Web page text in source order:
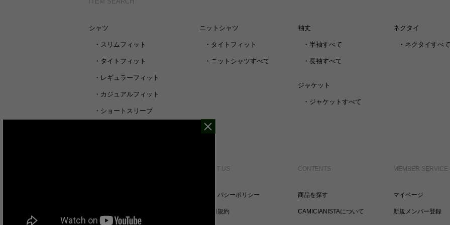
シャツ
・ スリムフィット
・ タイトフィット
・ レギュラーフィット
・ カジュアルフィット
・ ショートスリーブ
ニットシャツ
・ タイトフィット
・ ニットシャツすべて
袖丈
・ 半袖すべて
・ 長袖すべて
ジャケット
・ ジャケットすべて
ネクタイ
・ ネクタイすべて
ABOUT US
プライバシーポリシー
ご利用規約
CONTENTS
商品を探す
CAMICIANISTAについて
MEMBER SERVICE
マイページ
新規メンバー登録